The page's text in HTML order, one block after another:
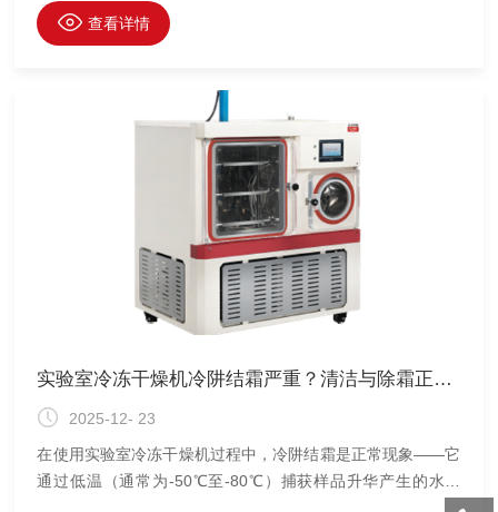
性与生物利用度。深入分析其成因并精准调控制药冻干机运行
参数，是保障冻干质量的关键。
查看详情
实验室冷冻干燥机冷阱结霜严重？清洁与除霜正确方法来了
2025-12- 23
在使用实验室冷冻干燥机过程中，冷阱结霜是正常现象——它
通过低温（通常为-50℃至-80℃）捕获样品升华产生的水蒸
气，保障真空系统稳定运行。然而，若冷阱结霜过厚甚至结冰